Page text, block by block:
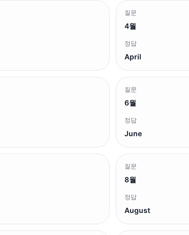
질문
4월
정답
April
질문
6월
정답
June
질문
8월
정답
August